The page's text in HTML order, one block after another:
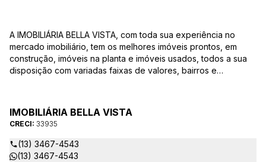
A IMOBILIÁRIA BELLA VISTA, com toda sua experiência no
mercado imobiliário, tem os melhores imóveis prontos, em
construção, imóveis na planta e imóveis usados, todos a sua
disposição com variadas faixas de valores, bairros e
ao CRECI-EE – estarão sempre prontos para responder-lhe
todas as suas dúvidas sobre casas, apartamentos, terrenos,
salas comerciais e outros produtos imobiliários.
IMOBILIÁRIA BELLA VISTA
CRECI: 33935
(13) 3467-4543
(13) 3467-4543